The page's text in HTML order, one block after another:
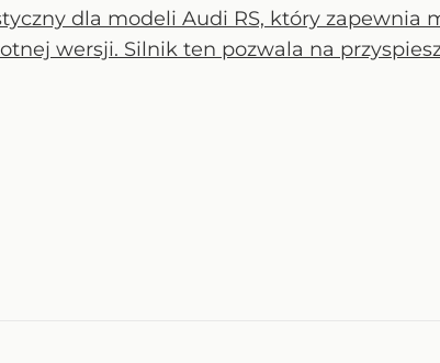
dla modeli Audi RS, który zapewnia
wersji. Silnik ten pozwala na